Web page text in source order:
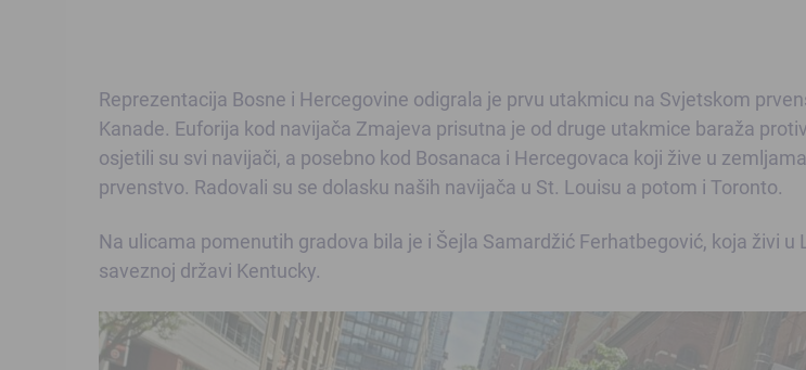
Reprezentacija Bosne i Hercegovine odigrala je prvu utakmicu na Svjetskom
Kanade. Euforija kod navijača Zmajeva prisutna je od druge utakmice baraža
osjetili su svi navijači, a posebno kod Bosanaca i Hercegovaca koji žive u
prvenstvo. Radovali su se dolasku naših navijača u St. Louisu a potom i Toronto.
Na ulicama pomenutih gradova bila je i Šejla Samardžić Ferhatbegović, koja živi u
saveznoj državi Kentucky.